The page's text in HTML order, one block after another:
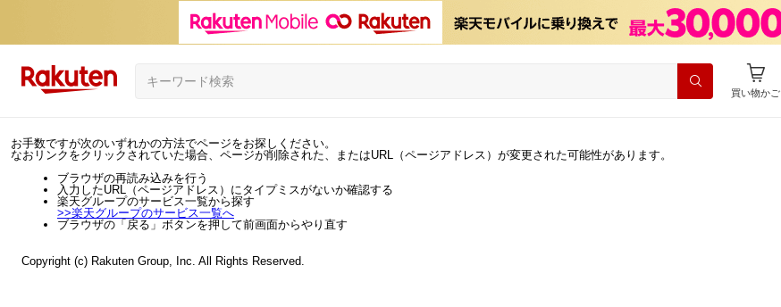
買い物かご
お手数ですが次のいずれかの方法でページをお探しください。
なおリンクをクリックされていた場合、ページが削除された、またはURL（ページアドレス）が変更された可能性があります。
ブラウザの再読み込みを行う
入力したURL（ページアドレス）にタイプミスがないか確認する
楽天グループのサービス一覧から探す
>>楽天グループのサービス一覧へ
ブラウザの「戻る」ボタンを押して前画面からやり直す
Copyright (c) Rakuten Group, Inc. All Rights Reserved.